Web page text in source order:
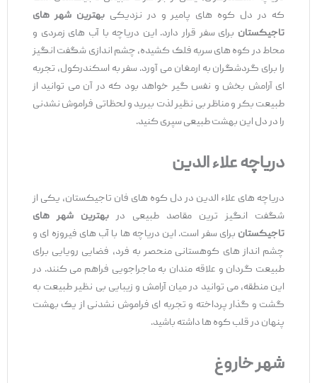
که در دل کوه‌ های پامیر و در نزدیکیبهترین شهر های
تاجیکستانبرای سفر قرار دارد. این دریاچه با آب ‌های زمردی و
محاط در کوه‌ های سربه فلک کشیده، چشم ‌اندازی شگفت ‌انگیز
را برای گردشگران به ارمغان می ‌آورد. سفر به اسکندرکول، تجربه
‌ای آرامش ‌بخش و نفس ‌گیر خواهد بود که در آن می ‌توانید از
طبیعت بکر و مناظر بی ‌نظیر لذت ببرید و لحظاتی فراموش ‌نشدنی
را در دل این بهشت طبیعی سپری کنید.
دریاچه‌ علاء الدین
دریاچه‌ های علاء الدین در دل کوه‌ های فان تاجیکستان، یکی از
شگفت ‌انگیز ترین مقاصد طبیعی دربهترین شهر های
تاجیکستانبرای سفر است. این دریاچه ‌ها با آب ‌های فیروزه ‌ای و
چشم ‌انداز های کوهستانی منحصر به ‌فرد، فضایی رویایی برای
طبیعت ‌گردان و علاقه‌ مندان به ماجراجویی فراهم می ‌کنند. در
این منطقه، می ‌توانید در میان آرامش و زیبایی بی ‌نظیر طبیعت به
گشت‌ و گذار پرداخته و تجربه ‌ای فراموش ‌نشدنی از یک بهشت
پنهان در قلب کوه‌ ها داشته باشید.
شهر خاروغ